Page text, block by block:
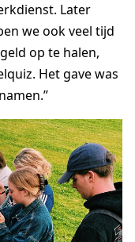
Later
we ook veel tijd
op te halen,
Het gave was